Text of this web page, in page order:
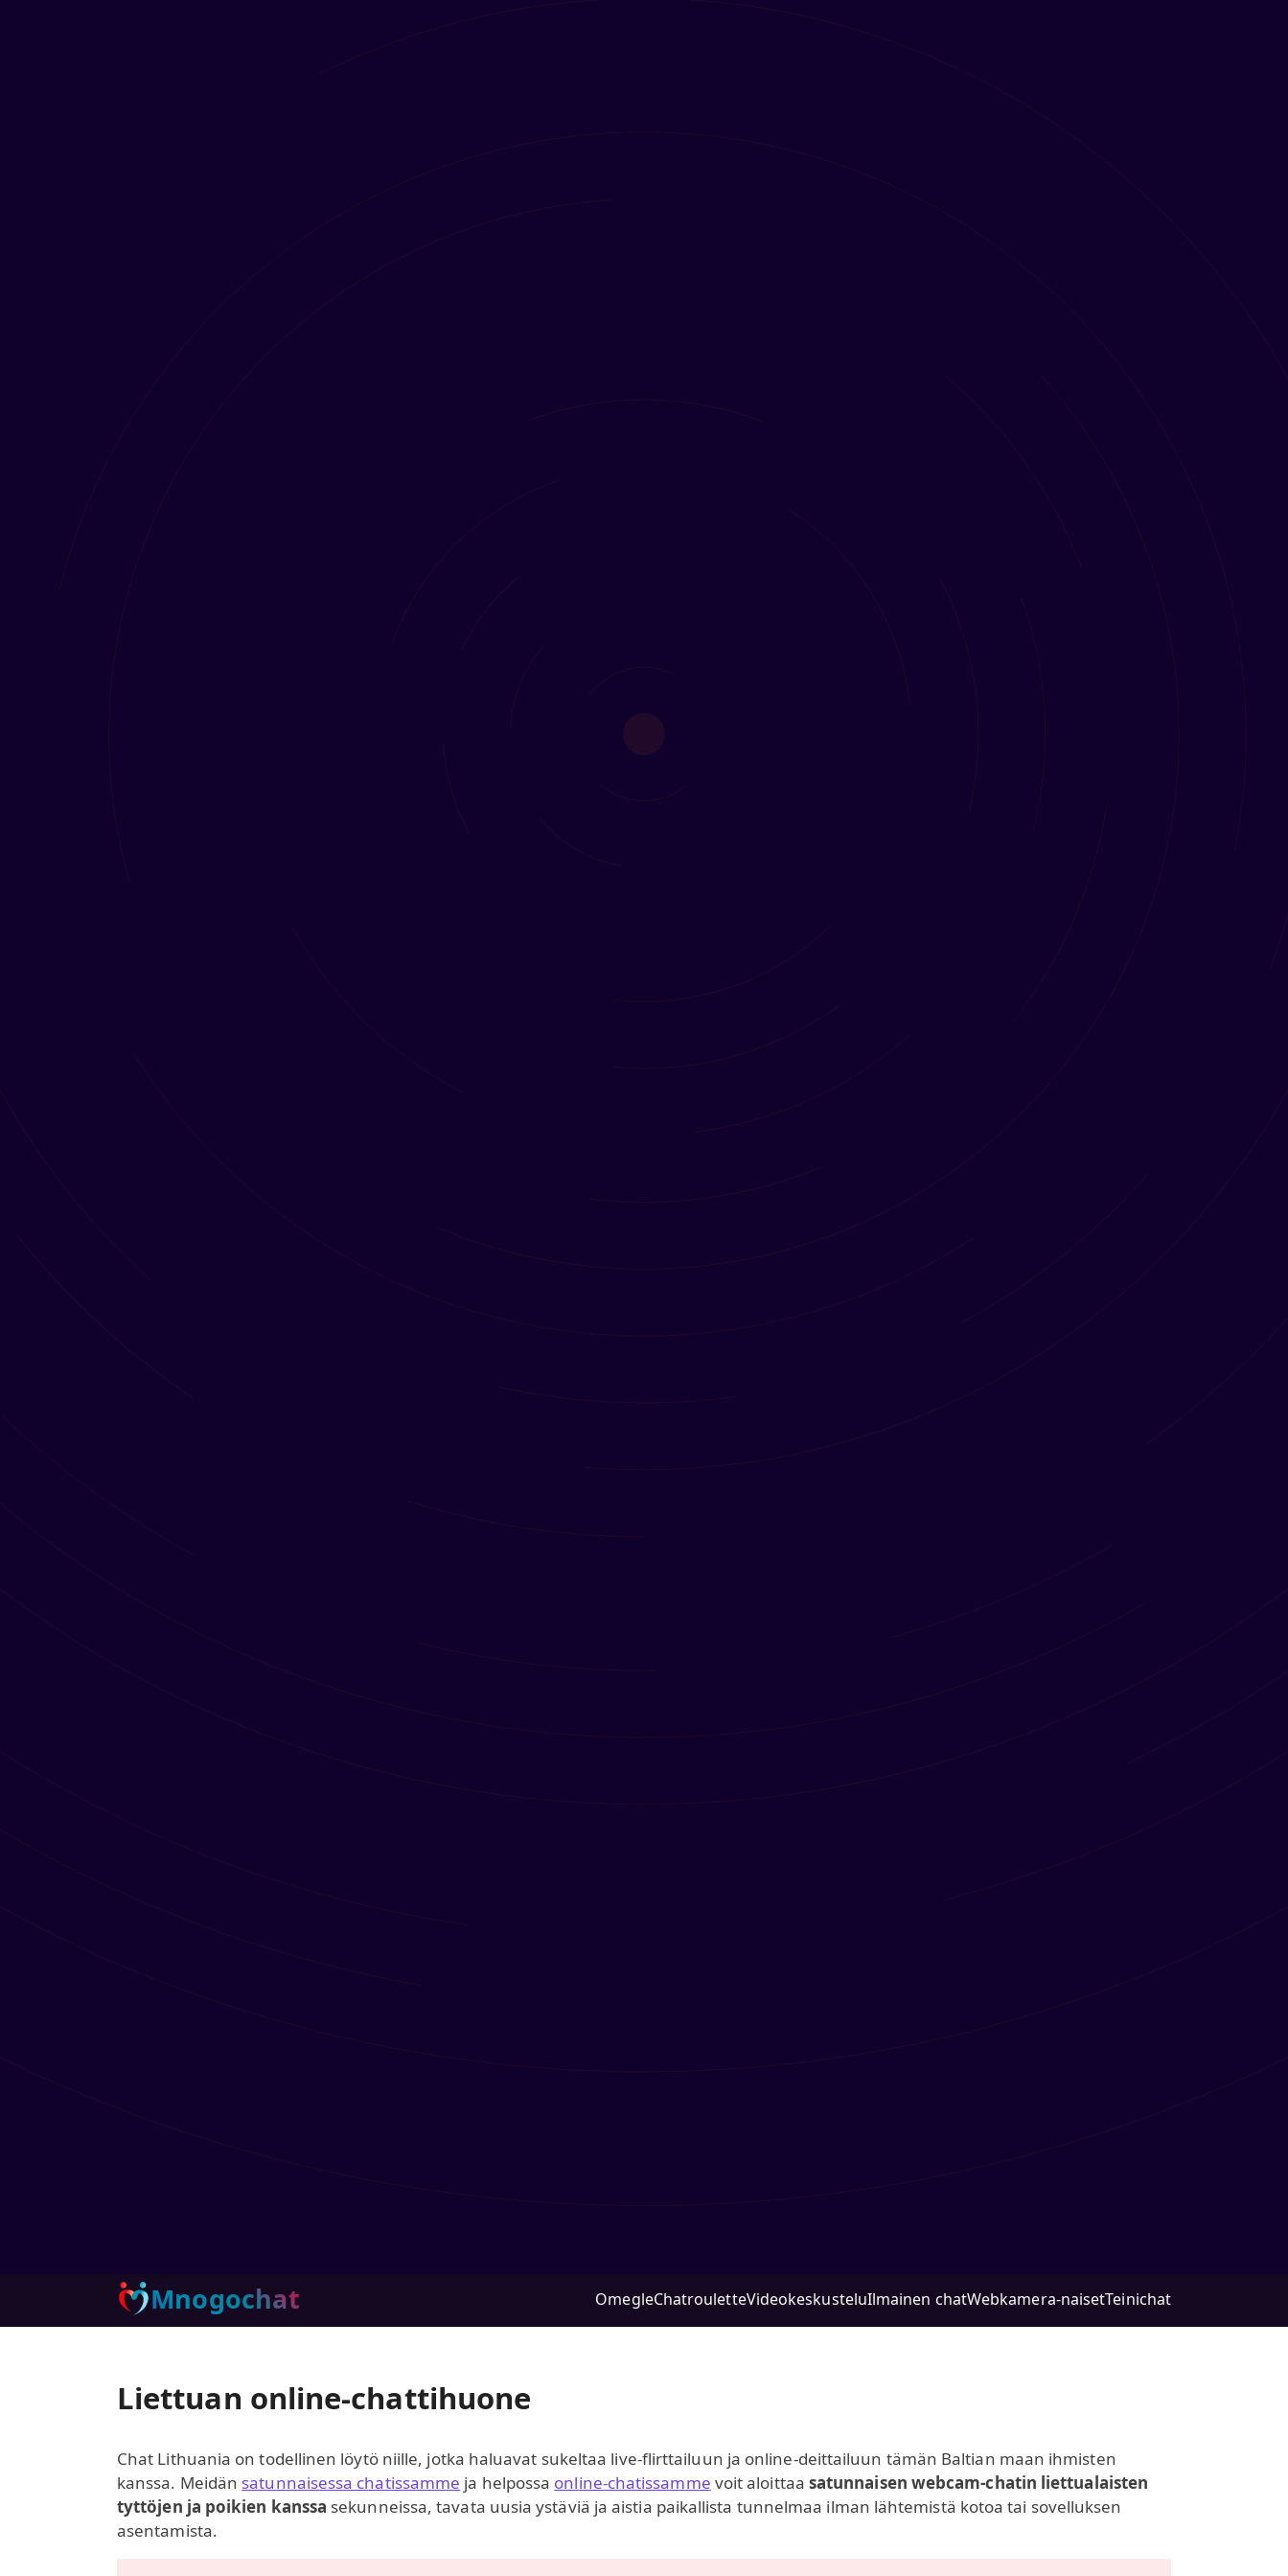
Mnogochat OmegleChatrouletteVideokeskusteluIlmainen chatWebkamera-naisetTeinichat
Liettuan online-chattihuone
Chat Lithuania on todellinen löytö niille, jotka haluavat sukeltaa live-flirttailuun ja online-deittailuun tämän Baltian maan ihmisten
kanssa. Meidän satunnaisessa chatissamme ja helpossa online-chatissamme voit aloittaa satunnaisen webcam-chatin liettualaisten
tyttöjen ja poikien kanssa sekunneissa, tavata uusia ystäviä ja aistia paikallista tunnelmaa ilman lähtemistä kotoa tai sovelluksen
asentamista.